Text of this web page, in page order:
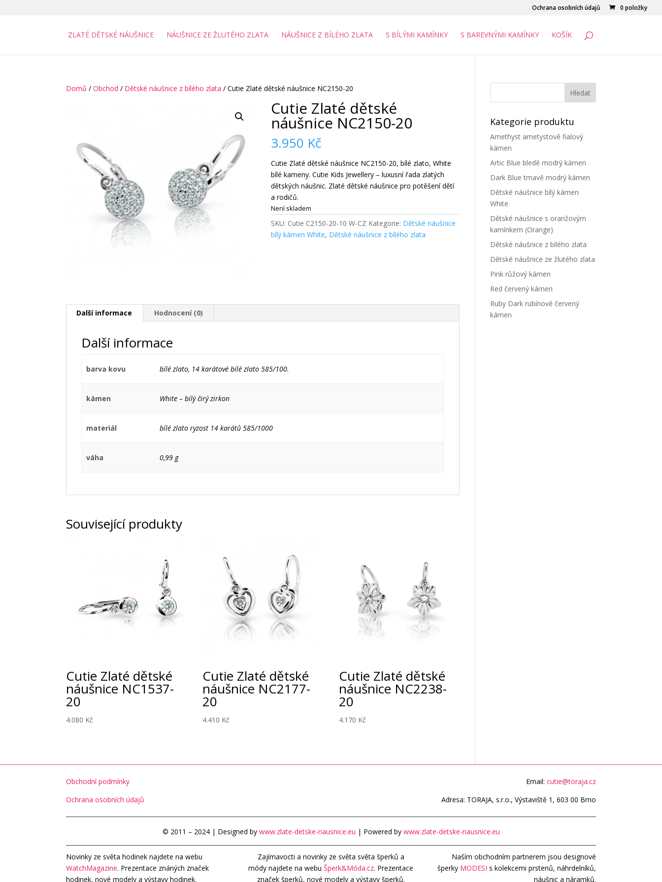
Ochrana osobních údajů 0 položky
ZLATÉ DĚTSKÉ NÁUŠNICE NÁUŠNICE ZE ŽLUTÉHO ZLATA NÁUŠNICE Z BÍLÉHO ZLATA S BÍLÝMI KAMÍNKY S BAREVNÝMI KAMÍNKY KOŠÍK
Domů /Obchod / Dětské náušnice z bílého zlata / Cutie Zlaté dětské náušnice NC2150-20
Cutie Zlaté dětské
náušnice NC2150-20
3.950 Kč
Cutie Zlaté dětské náušnice NC2150-20, bílé zlato, White
bílé kameny. Cutie Kids Jewellery – luxusní řada zlatých
dětských náušnic. Zlaté dětské náušnice pro potěšení dětí
a rodičů.
Není skladem
SKU: Cutie C2150-20-10 W-CZ Kategorie: Dětské náušnice
bílý kámen White, Dětské náušnice z bílého zlata
Další informace Hodnocení (0)
Další informace
barva kovu bílé zlato, 14 karátové bílé zlato 585/100.
kámen White – bílý čirý zirkon
materiál bílé zlato ryzost 14 karátů 585/1000
váha 0,99 g
Související produkty
Cutie Zlaté dětské
náušnice NC1537-
20
4.080 Kč
Cutie Zlaté dětské
náušnice NC2177-
20
4.410 Kč
Cutie Zlaté dětské
náušnice NC2238-
20
4.170 Kč
Kategorie produktu
Amethyst ametystově fialový
kámen
Artic Blue bledě modrý kámen
Dark Blue tmavě modrý kámen
Dětské náušnice bílý kámen
White
Dětské náušnice s oranžovým
kamínkem (Orange)
Dětské náušnice z bílého zlata
Dětské náušnice ze žlutého zlata
Pink růžový kámen
Red červený kámen
Ruby Dark rubínově červený
kámen
Obchodní podmínky
Ochrana osobních údajů
Email: cutie@toraja.cz
Adresa: TORAJA, s.r.o., Výstaviště 1, 603 00 Brno
© 2011 – 2024 | Designed by www.zlate-detske-nausnice.eu | Powered by www.zlate-detske-nausnice.eu
Novinky ze světa hodinek najdete na webu
WatchMagazine. Prezentace znáných značek
hodinek, nové modely a výstavy hodinek.
Zajímavocti a novinky ze světa světa šperků a
módy najdete na webuŠperk&Móda.cz. Prezentace
značek šperků, nové modely a výstavy šperků.
Naším obchodním partnerem jsou designové
šperky MODESI s kolekcemi prstenů, náhrdelníků,
náušnic a náramků.